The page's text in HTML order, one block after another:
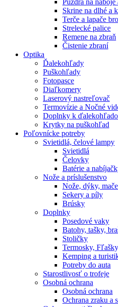
Skrine na dlhé a
Terče a lapače
Strelecké palice
Remene na zbraň
Čistenie zbraní
Optika
Ďalekohľady
Puškohľady
Fotopasce
Diaľkomery
Laserový nastreľovač
Termovízie a Nočné
Doplnky k
Krytky na puškohľad
Poľovnícke potreby
Svietidlá, čelové lampy
Svietidlá
Čelovky
Batérie a
Nože a príslušenstvo
Nože, dýky,
Sekery a píly
Brúsky
Doplnky
Posedové vaky
Batohy, tašky,
Stoličky
Termosky,
Kemping a
Potreby do auta
Starostlivosť o trofeje
Osobná ochrana
Osobná ochrana
Ochrana zraku a